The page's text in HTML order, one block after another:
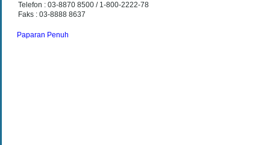
Telefon : 03-8870 8500 / 1-800-2222-78
Faks : 03-8888 8637
Paparan Penuh